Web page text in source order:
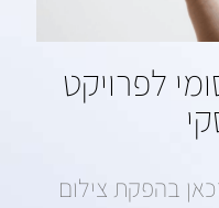
לפרויקט
בהפקת צילום